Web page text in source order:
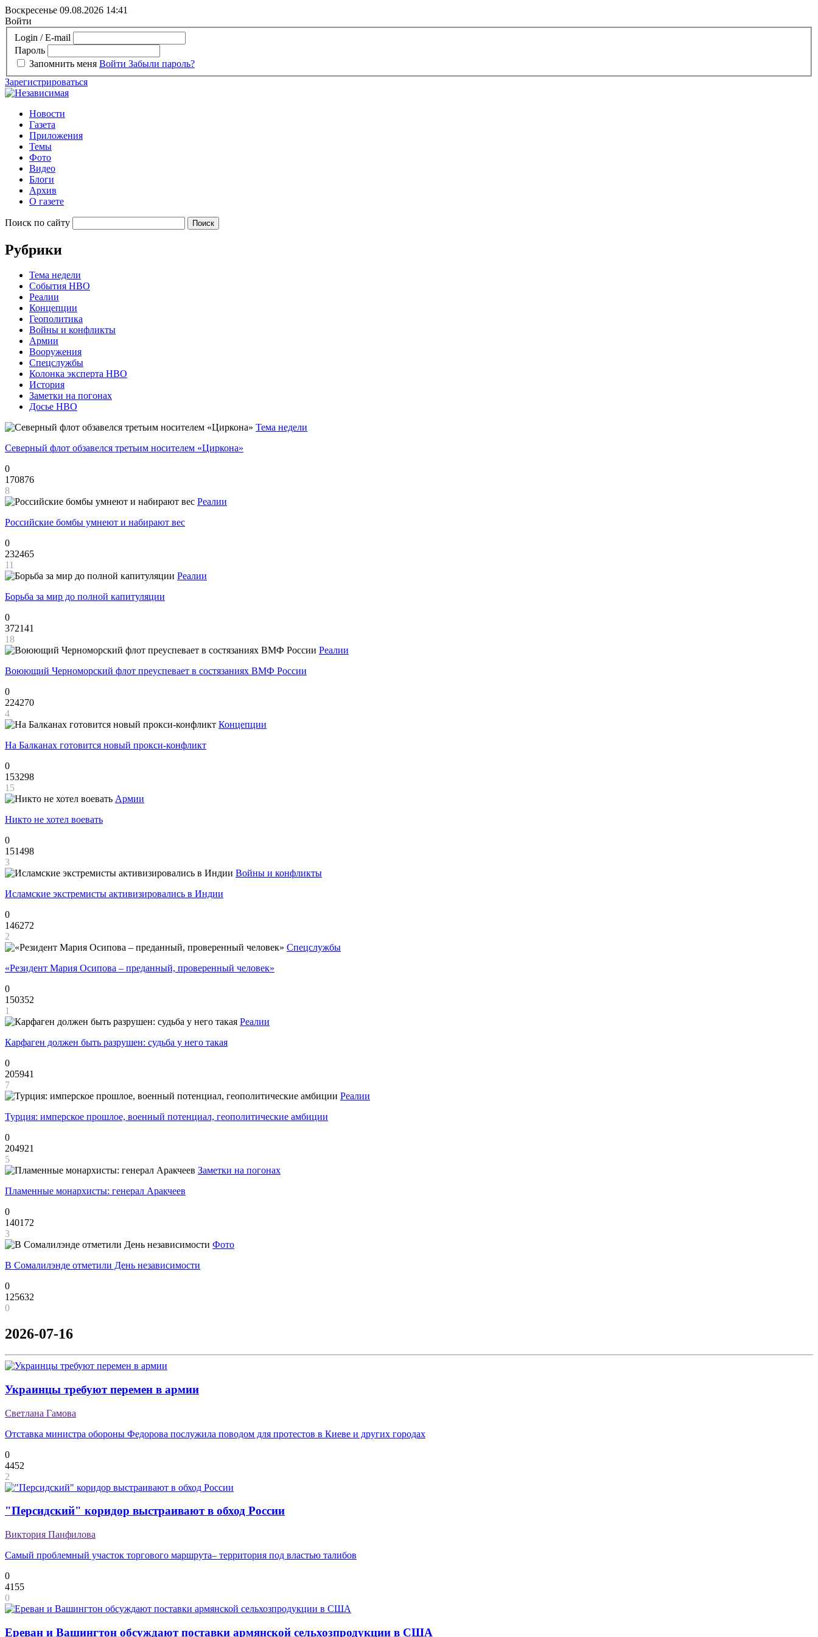
Воскресенье 09.08.2026 14:41
Войти
Login / E-mail
Пароль
Запомнить меня Войти Забыли пароль?
Зарегистрироваться
Новости
Газета
Приложения
Темы
Фото
Видео
Блоги
Архив
О газете
Поиск по сайту
Рубрики
Тема недели
События НВО
Реалии
Концепции
Геополитика
Войны и конфликты
Армии
Вооружения
Спецслужбы
Колонка эксперта НВО
История
Заметки на погонах
Досье НВО
Тема недели
Северный флот обзавелся третьим носителем «Циркона»
0
170876
8
Реалии
Российские бомбы умнеют и набирают вес
0
232465
11
Реалии
Борьба за мир до полной капитуляции
0
372141
18
Реалии
Воюющий Черноморский флот преуспевает в состязаниях ВМФ России
0
224270
4
Концепции
На Балканах готовится новый прокси-конфликт
0
153298
15
Армии
Никто не хотел воевать
0
151498
3
Войны и конфликты
Исламские экстремисты активизировались в Индии
0
146272
2
Спецслужбы
«Резидент Мария Осипова – преданный, проверенный человек»
0
150352
1
Реалии
Карфаген должен быть разрушен: судьба у него такая
0
205941
7
Реалии
Турция: имперское прошлое, военный потенциал, геополитические амбиции
0
204921
5
Заметки на погонах
Пламенные монархисты: генерал Аракчеев
0
140172
3
Фото
В Сомалилэнде отметили День независимости
0
125632
0
2026-07-16
Украинцы требуют перемен в армии
Светлана Гамова
Отставка министра обороны Федорова послужила поводом для протестов в Киеве и других городах
0
4452
2
"Персидский" коридор выстраивают в обход России
Виктория Панфилова
Самый проблемный участок торгового маршрута– территория под властью талибов
0
4155
0
Ереван и Вашингтон обсуждают поставки армянской сельхозпродукции в США